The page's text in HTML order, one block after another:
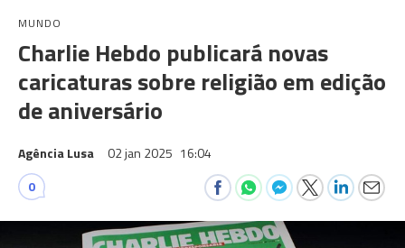
MUNDO
Charlie Hebdo publicará novas
caricaturas sobre religião em edição
de aniversário
Agência Lusa 02 jan 2025 16:04
0